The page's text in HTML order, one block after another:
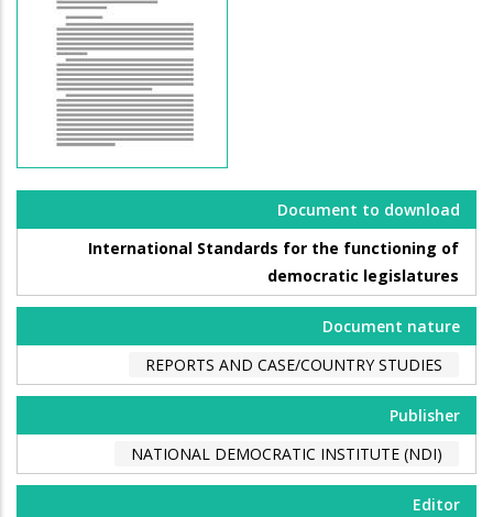
Document to download
International Standards for the functioning of
democratic legislatures
Document nature
REPORTS AND CASE/COUNTRY STUDIES
Publisher
NATIONAL DEMOCRATIC INSTITUTE (NDI)
Editor